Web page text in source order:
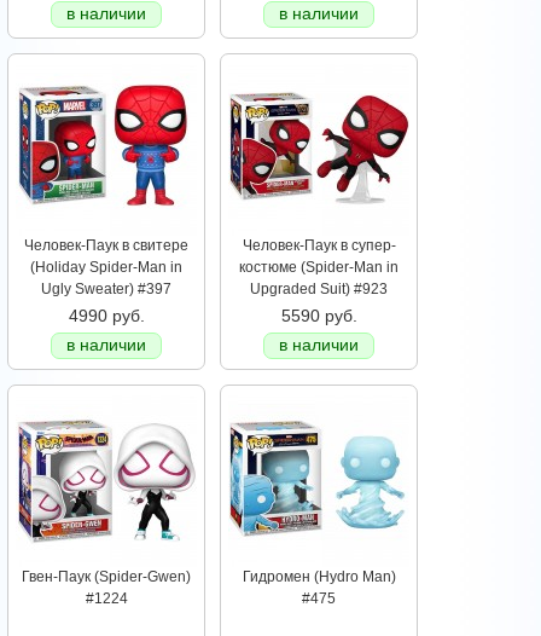
в наличии
в наличии
Человек-Паук в свитере
(Holiday Spider-Man in
Ugly Sweater) #397
4990 руб.
в наличии
Человек-Паук в супер-
костюме (Spider-Man in
Upgraded Suit) #923
5590 руб.
в наличии
Гвен-Паук (Spider-Gwen)
#1224
Гидромен (Hydro Man)
#475